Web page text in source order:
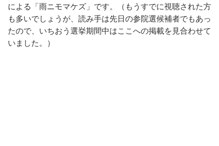
による「雨ニモマケズ」です。（もうすでに視聴された方
も多いでしょうが、読み手は先日の参院選候補者でもあっ
たので、いちおう選挙期間中はここへの掲載を見合わせて
いました。）